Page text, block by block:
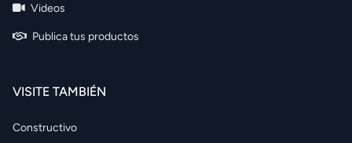
Videos
Publica tus productos
VISITE TAMBIÉN
Constructivo